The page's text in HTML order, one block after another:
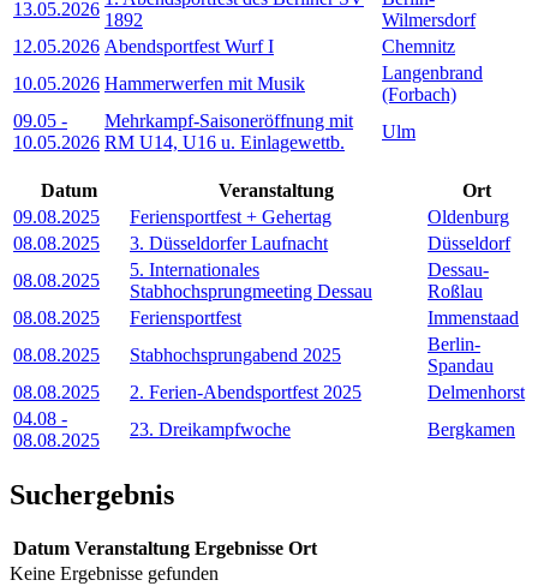
13.05.2026
1892
Wilmersdorf
12.05.2026 Abendsportfest Wurf I
Chemnitz
10.05.2026 Hammerwerfen mit Musik
Langenbrand
(Forbach)
09.05 -
10.05.2026
Mehrkampf-Saisoneröffnung mit
RM U14, U16 u. Einlagewettb.
Ulm
Datum Veranstaltung
Ort
09.08.2025
Feriensportfest + Gehertag
Oldenburg
08.08.2025
3. Düsseldorfer Laufnacht
Düsseldorf
08.08.2025
5. Internationales
Stabhochsprungmeeting Dessau
Dessau-
Roßlau
08.08.2025
Feriensportfest
Immenstaad
08.08.2025
Stabhochsprungabend 2025
Berlin-
Spandau
08.08.2025
2. Ferien-Abendsportfest 2025
Delmenhorst
04.08 -
08.08.2025
23. Dreikampfwoche Bergkamen
Suchergebnis
Datum Veranstaltung Ergebnisse Ort
Keine Ergebnisse gefunden